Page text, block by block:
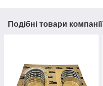
Подібні товари компанії